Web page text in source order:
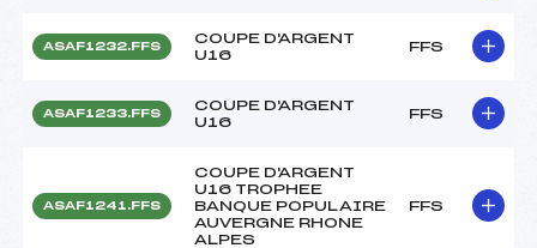
ASAF1232.FFS
COUPE D'ARGENT
U16
FFS
ASAF1233.FFS
COUPE D'ARGENT
U16
FFS
ASAF1241.FFS
COUPE D'ARGENT
U16 TROPHEE
BANQUE POPULAIRE
AUVERGNE RHONE
ALPES
FFS